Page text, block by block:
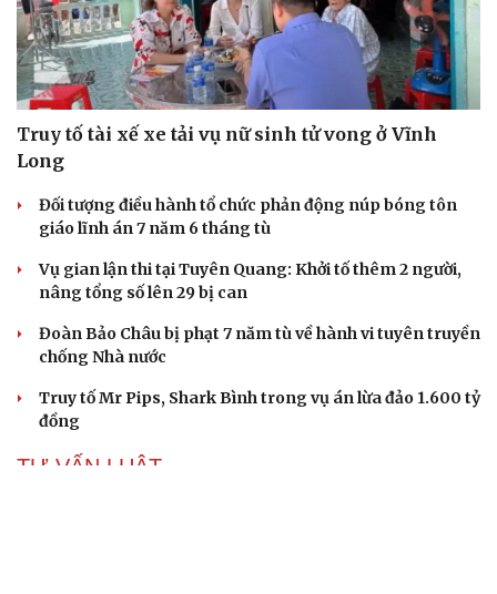
Truy tố tài xế xe tải vụ nữ sinh tử vong ở Vĩnh
Long
Đối tượng điều hành tổ chức phản động núp bóng tôn
giáo lĩnh án 7 năm 6 tháng tù
Vụ gian lận thi tại Tuyên Quang: Khởi tố thêm 2 người,
nâng tổng số lên 29 bị can
Đoàn Bảo Châu bị phạt 7 năm tù về hành vi tuyên truyền
chống Nhà nước
Truy tố Mr Pips, Shark Bình trong vụ án lừa đảo 1.600 tỷ
đồng
TƯ VẤN LUẬT